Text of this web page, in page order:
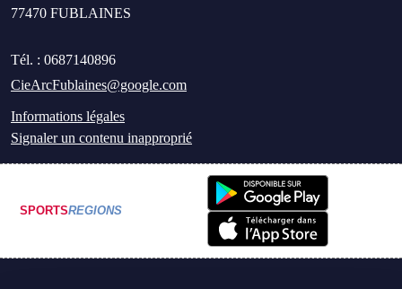
77470 FUBLAINES
Tél. : 0687140896
CieArcFublaines@google.com
Informations légales
Signaler un contenu inapproprié
SPORTSREGIONS